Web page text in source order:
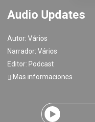
Audio Updates
Autor: Vários
Narrador: Vários
Editor: Podcast
Mas informaciones